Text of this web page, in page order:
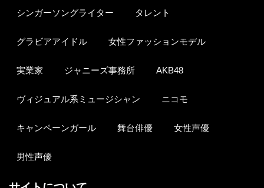
シンガーソングライター タレント
グラビアアイドル 女性ファッションモデル
実業家 ジャニーズ事務所 AKB48
ヴィジュアル系ミュージシャン ニコモ
キャンペーンガール 舞台俳優 女性声優
男性声優